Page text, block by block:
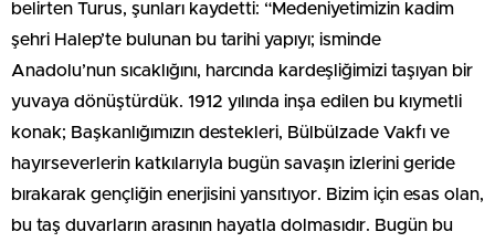
belirten Turus, şunları kaydetti: “Medeniyetimizin kadim
şehri Halep’te bulunan bu tarihi yapıyı; isminde
Anadolu’nun sıcaklığını, harcında kardeşliğimizi taşıyan bir
yuvaya dönüştürdük. 1912 yılında inşa edilen bu kıymetli
konak; Başkanlığımızın destekleri, Bülbülzade Vakfı ve
hayırseverlerin katkılarıyla bugün savaşın izlerini geride
bırakarak gençliğin enerjisini yansıtıyor. Bizim için esas olan,
bu taş duvarların arasının hayatla dolmasıdır. Bugün bu